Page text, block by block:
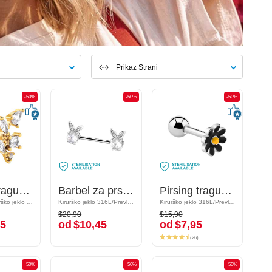
Prikaz Strani
-50%
Pirsing tragus s/z Kristalni kamni
Pozlačeno kirurško jeklo 316L / Pozlačena medenina
-50%
Pirsing tragus s/z Kristalni kamni
-50%
Barbel za prsne bradavice s/z dizajn ljubek zajček in Kristalni kamni
Kirurško jeklo 316L/Prevlečena medenina
$20,90
od$10,45
-50%
Barbel za prsne bradavice s/z dizajn ljubek zajček in Kristalni kamni
$20,90
od $10,45
-50%
Pirsing tragus s/z cvetličnim dizajnom
Kirurško jeklo 316L/Prevlečena medenina
$15,90
od$7,95
-50%
Pirsing tragus s/z cvetličnim dizajnom
Kirurško jeklo 316L/Prevlečena medenina
$15,90
od $7,95
(26)
-50%
-50% -50%
-50% -50%
-50%